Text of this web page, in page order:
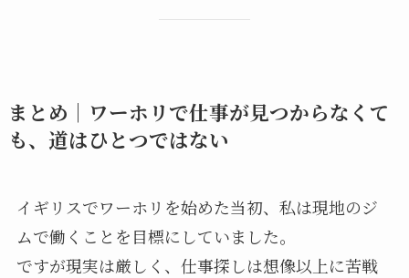
まとめ｜ワーホリで仕事が見つからなくて
も、道はひとつではない
イギリスでワーホリを始めた当初、私は現地のジ
ムで働くことを目標にしていました。
ですが現実は厳しく、仕事探しは想像以上に苦戦